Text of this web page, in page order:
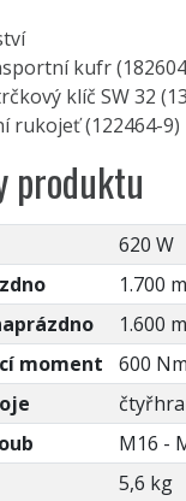
kufr
klíč SW 32
rukojeť (122464-9)
produktu
620 W
1.700
1.600
moment
600 Nm
M16 -
5,6 kg